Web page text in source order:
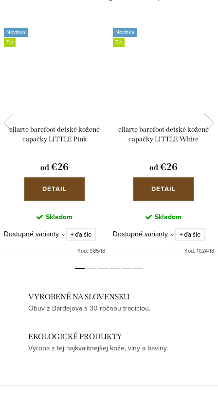
Novinka
Tip
ellarte barefoot detské kožené
capačky LITTLE Pink
od €26
DETAIL
Skladom
Dostupné varianty + ďalšie
Kód: 985/18
Novinka
Tip
ellarte barefoot detské kožené
capačky LITTLE White
od €26
DETAIL
Skladom
Dostupné varianty + ďalšie
Kód: 1024/18
VYROBENÉ NA SLOVENSKU
Obuv z Bardejova s 30 ročnou tradíciou.
EKOLOGICKÉ PRODUKTY
Výroba z tej najkvalitnejšej kože, vlny a bavlny.